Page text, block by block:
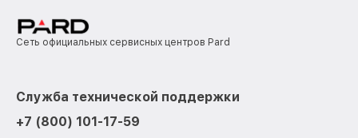
Сеть официальных сервисных центров Pard
Служба технической поддержки
+7 (800) 101-17-59